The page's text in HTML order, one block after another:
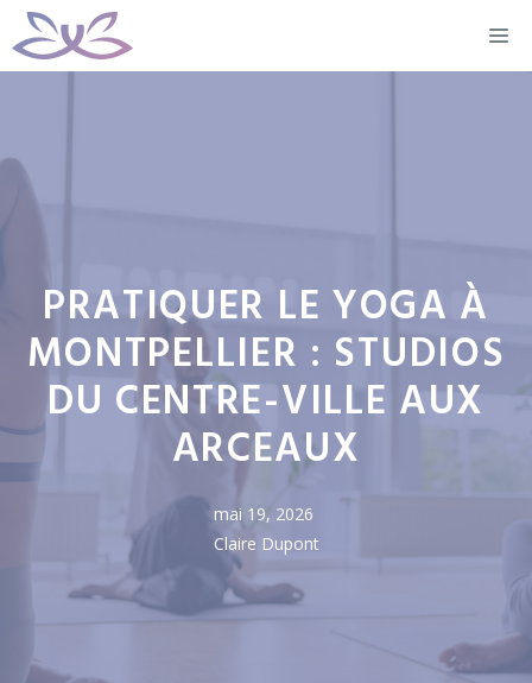
Aller
au
PRATIQUER LE YOGA À
MONTPELLIER : STUDIOS
DU CENTRE-VILLE AUX
ARCEAUX
mai 19, 2026
Claire Dupont